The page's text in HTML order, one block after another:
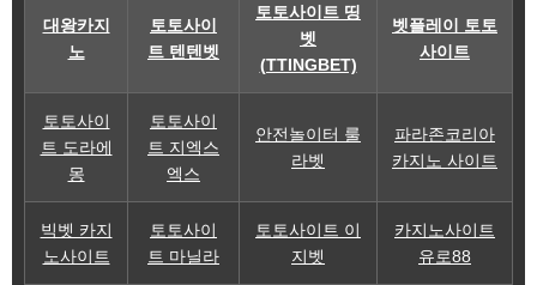
대왕카지
노
토토사이
트 텐텐벳
토토사이트 띵
벳
(TTINGBET)
벳플레이 토토
사이트
토토사이
트 도라에
몽
토토사이
트 지엑스
엑스
안전놀이터 룰
라벳
파라존코리아
카지노 사이트
빅벳 카지
노사이트
토토사이
트 마닐라
토토사이트 이
지벳
카지노사이트
유로88